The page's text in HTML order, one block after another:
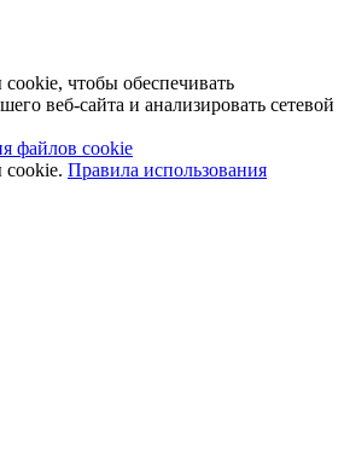
чтобы обеспечивать
веб-сайта и анализировать сетевой
файлов cookie
Правила использования